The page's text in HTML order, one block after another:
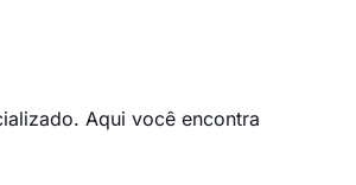
Aqui você encontra